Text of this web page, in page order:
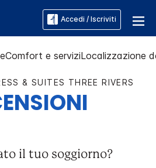
Accedi / Iscriviti
Comfort e serviziLocalizzazione
& SUITES THREE RIVERS
il tuo soggiorno?